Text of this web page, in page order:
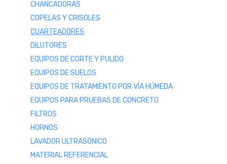
CHANCADORAS
COPELAS Y CRISOLES
CUARTEADORES
DILUTORES
EQUIPOS DE CORTE Y PULIDO
EQUIPOS DE SUELOS
EQUIPOS DE TRATAMIENTO POR VÍA HÚMEDA
EQUIPOS PARA PRUEBAS DE CONCRETO
FILTROS
HORNOS
LAVADOR ULTRASÓNICO
MATERIAL REFERENCIAL